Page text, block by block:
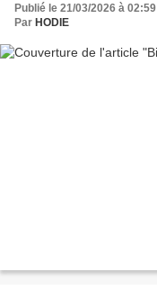
Publié le 21/03/2026 à 02:59
Par HODIE